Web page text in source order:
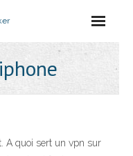
A quoi sert un vpn sur